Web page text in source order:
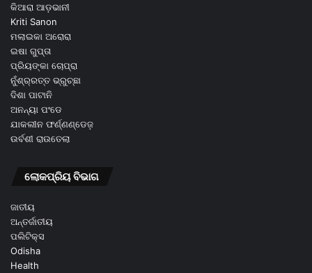
କିଆରା ଆଡ଼ଭାନୀ
Kriti Sanon
ମଲାଇକା ଅରୋରା
ଇଷା ଗୁପ୍ତା
ପ୍ରିୟଙ୍କା ଚୋପ୍ରା
ନୁଁଶ୍ର୍ରତ୍ତ ଭ୍ରୁଚ୍ଛା
ଦିଶା ପାଟାନି
ଅନନ୍ୟା ପଂଡେ
ଯାକଲୀନ ଫର୍ଣ୍ଣଣ୍ଡେଜ଼
ଉର୍ବଶୀ ରାଉତେଲା
ଲୋକପ୍ରିୟ ବିଭାଗ
ଜାତୀୟ
ଅନ୍ତର୍ଜାତୀୟ
ପଲିଟିକ୍ସ
Odisha
Health